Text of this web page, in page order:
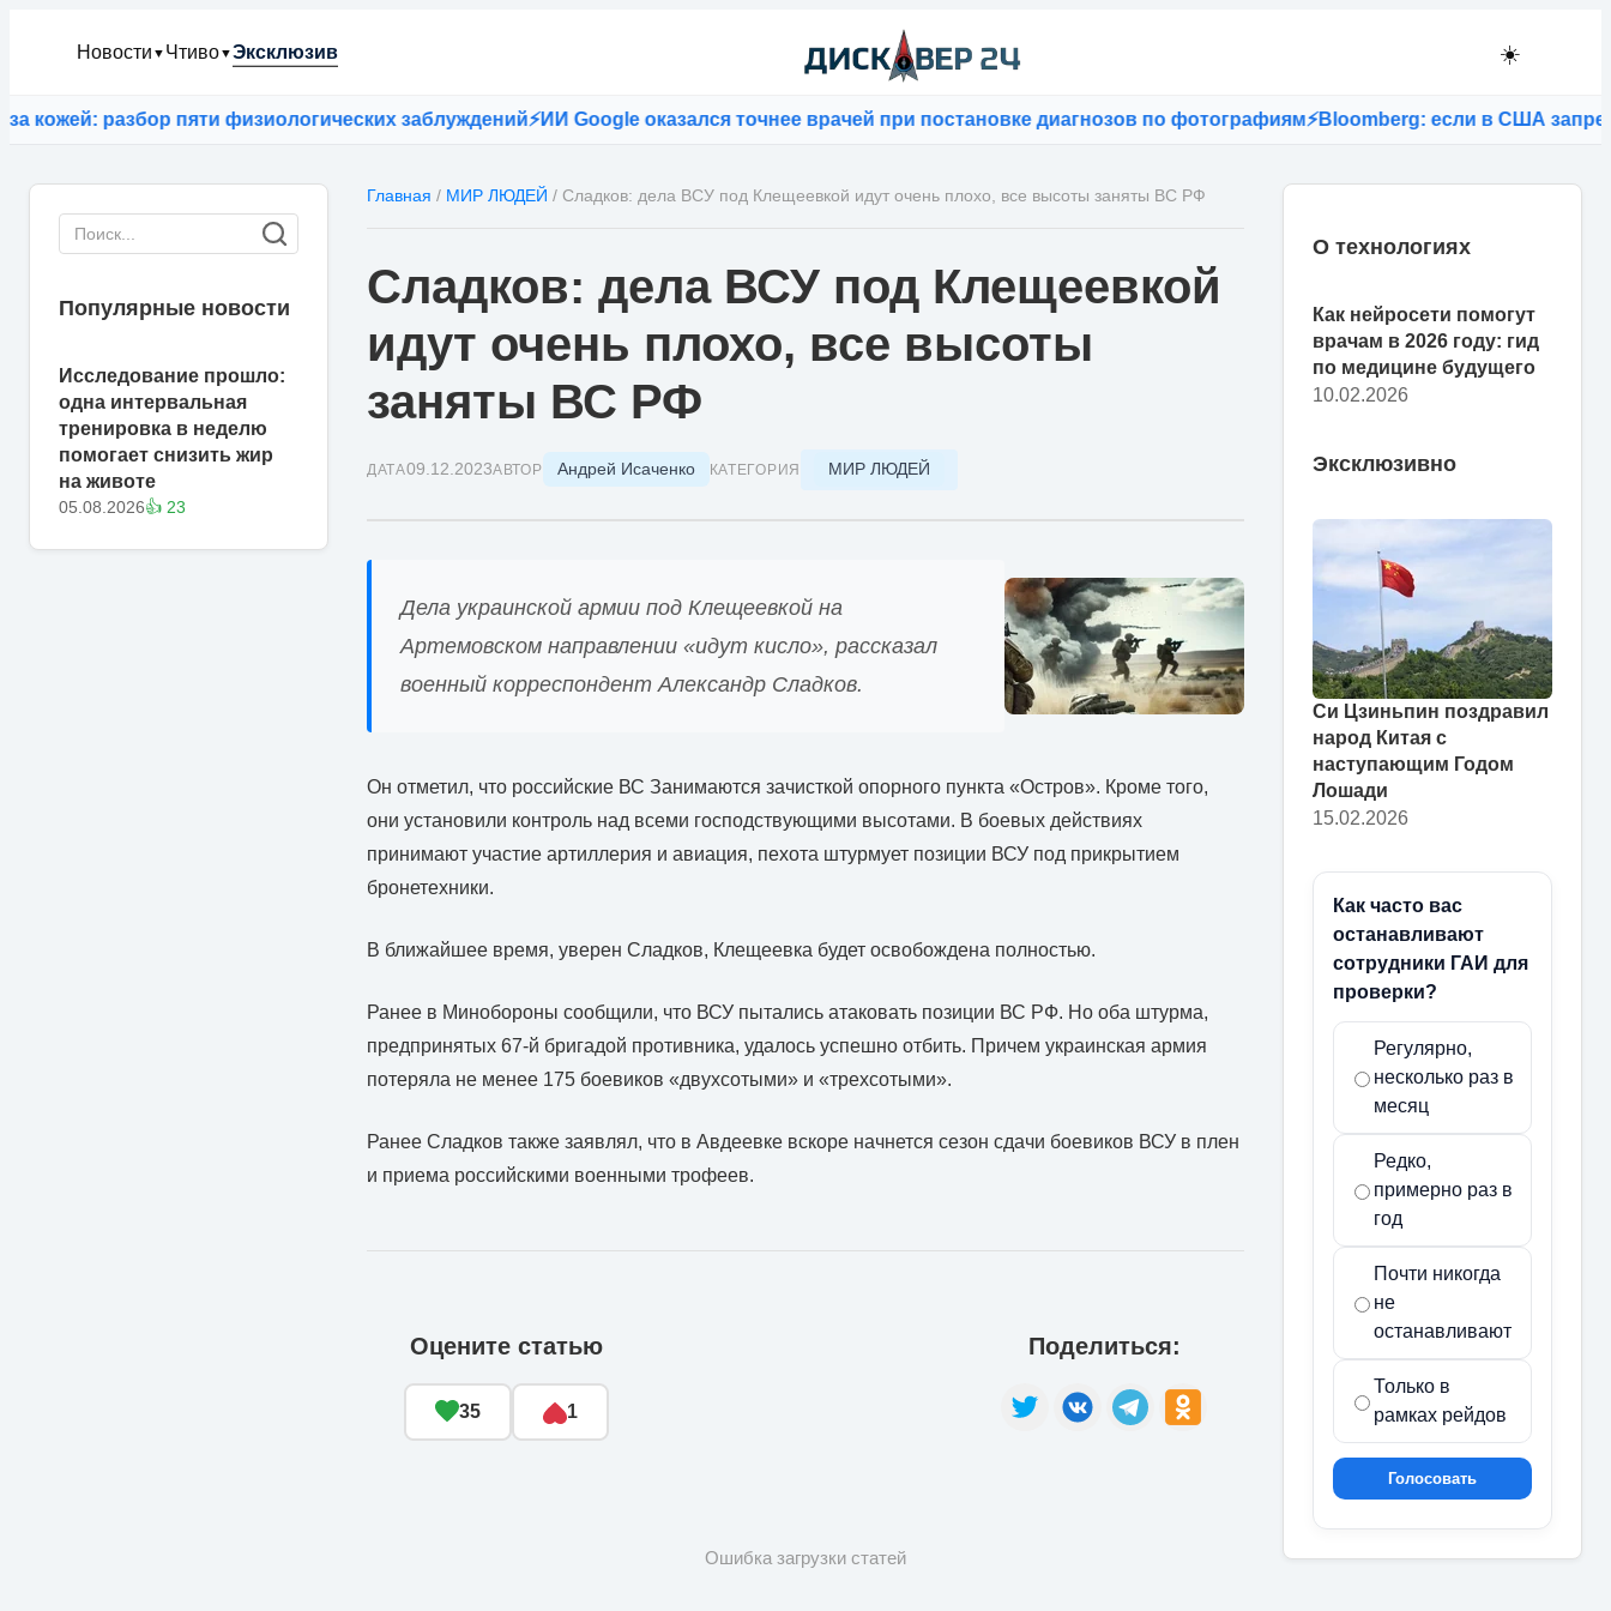
Новости ▼ Чтиво▼Эксклюзив ☀️
разбор пяти физиологических заблуждений⚡ИИ Google оказался точнее врачей при постановке диагнозов по фотографиям⚡Bloomberg: если в США запретят
Популярные новости
Исследование прошло:
одна интервальная
тренировка в неделю
помогает снизить жир
на животе
05.08.2026👍 23
Главная / МИР ЛЮДЕЙ / Сладков: дела ВСУ под Клещеевкой идут очень плохо, все высоты заняты ВС РФ
Сладков: дела ВСУ под Клещеевкой
идут очень плохо, все высоты
заняты ВС РФ
ДАТА09.12.2023АВТОР Андрей Исаченко КАТЕГОРИЯ МИР ЛЮДЕЙ
Дела украинской армии под Клещеевкой на
Артемовском направлении «идут кисло», рассказал
военный корреспондент Александр Сладков.
Он отметил, что российские ВС Занимаются зачисткой опорного пункта «Остров». Кроме того,
они установили контроль над всеми господствующими высотами. В боевых действиях
принимают участие артиллерия и авиация, пехота штурмует позиции ВСУ под прикрытием
бронетехники.
В ближайшее время, уверен Сладков, Клещеевка будет освобождена полностью.
Ранее в Минобороны сообщили, что ВСУ пытались атаковать позиции ВС РФ. Но оба штурма,
предпринятых 67-й бригадой противника, удалось успешно отбить. Причем украинская армия
потеряла не менее 175 боевиков «двухсотыми» и «трехсотыми».
Ранее Сладков также заявлял, что в Авдеевке вскоре начнется сезон сдачи боевиков ВСУ в плен
и приема российскими военными трофеев.
Оцените статью
35 1
Поделиться:
Ошибка загрузки статей
О технологиях
Как нейросети помогут
врачам в 2026 году: гид
по медицине будущего
10.02.2026
Эксклюзивно
Си Цзиньпин поздравил
народ Китая с
наступающим Годом
Лошади
15.02.2026
Как часто вас
останавливают
сотрудники ГАИ для
проверки?
Регулярно,
несколько раз в
месяц
Редко,
примерно раз в
год
Почти никогда
не
останавливают
Только в
рамках рейдов
Голосовать